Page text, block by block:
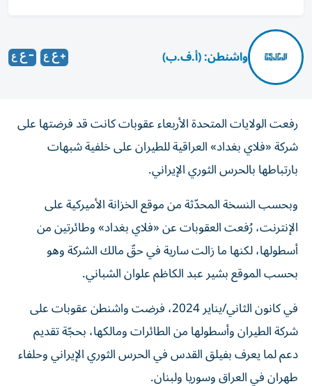
واشنطن: (أ.ف.ب)
رفعت الولايات المتحدة الأربعاء عقوبات كانت قد فرضتها على
شركة «فلاي بغداد» العراقية للطيران على خلفية شبهات
بارتباطها بالحرس الثوري الإيراني.
وبحسب النسخة المحدّثة من موقع الخزانة الأميركية على
الإنترنت، رُفعت العقوبات عن «فلاي بغداد» وطائرتين من
أسطولها، لكنها ما زالت سارية في حقّ مالك الشركة وهو
بحسب الموقع بشير عبد الكاظم علوان الشباني.
في كانون الثاني/يناير 2024، فرضت واشنطن عقوبات على
شركة الطيران وأسطولها من الطائرات ومالكها، بحجّة تقديم
دعم لما يعرف بفيلق القدس في الحرس الثوري الإيراني وحلفاء
طهران في العراق وسوريا ولبنان.